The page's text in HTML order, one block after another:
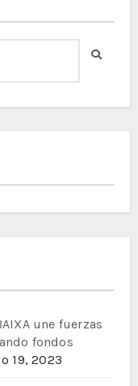
EN BENIDORM
une fuerzas
fondos
19, 2023